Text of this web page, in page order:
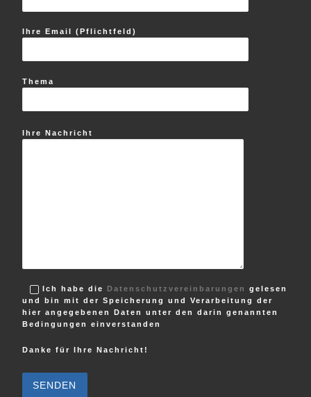
Ihre Email (Pflichtfeld)
Thema
Ihre Nachricht
Ich habe die Datenschutzvereinbarungen
gelesen
und bin mit der Speicherung und Verarbeitung der
hier angegebenen Daten unter den darin genannten
Bedingungen einverstanden
Danke für Ihre Nachricht!
i